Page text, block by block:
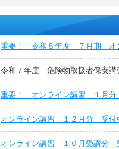
重要！ 令和８年度 ７月期 オ
令和７年度 危険物取扱者保安
重要！ オンライン講習 １月分
オンライン講習 １２月分 受付
オンライン講習 １０月受講分